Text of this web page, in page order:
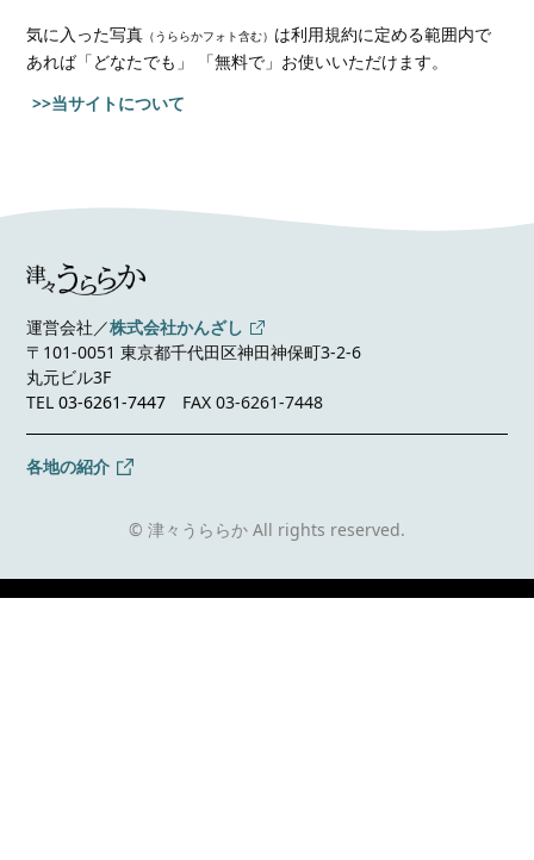
気に入った写真 （うららかフォト含む） は利用規約に定める範囲内で
あれば「どなたでも」 「無料で」お使いいただけます。
>>当サイトについて
運営会社／株式会社かんざし
〒101-0051 東京都千代田区神田神保町3-2-6
丸元ビル3F
TEL03-6261-7447 FAX 03-6261-7448
各地の紹介
© 津々うららか All rights reserved.